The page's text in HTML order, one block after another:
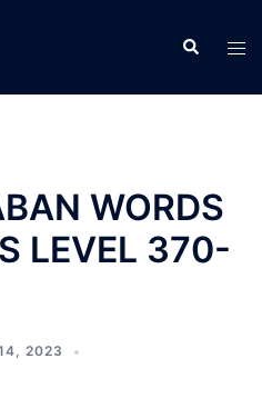
Cari
WORDS
LEVEL 370-
2023